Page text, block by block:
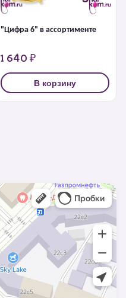
"Цифра 6" в ассортименте
1 640 ₽
В корзину